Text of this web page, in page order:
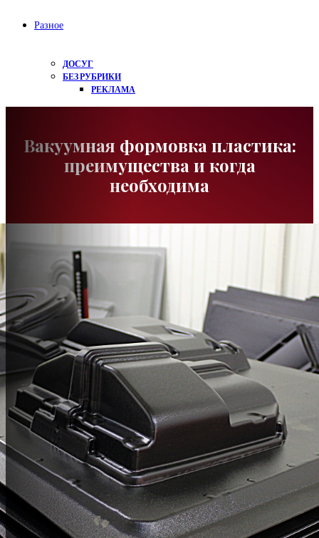
Разное
ДОСУГ
БЕЗ РУБРИКИ
РЕКЛАМА
Вакуумная формовка пластика:
преимущества и когда
необходима